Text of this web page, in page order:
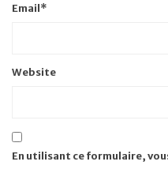
Email*
Website
En utilisant ce formulaire,